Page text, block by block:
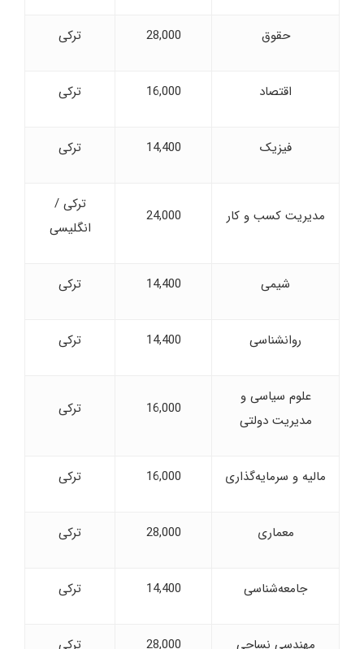
حقوق 28,000 ترکی
اقتصاد 16,000 ترکی
فیزیک 14,400 ترکی
مدیریت کسب و کار 24,000
ترکی /
انگلیسی
شیمی 14,400 ترکی
روانشناسی 14,400 ترکی
علوم سیاسی و
مدیریت دولتی
16,000 ترکی
مالیه و سرمایه‌گذاری 16,000 ترکی
معماری 28,000 ترکی
جامعه‌شناسی 14,400 ترکی
مهندسی نساجی 28,000 ترکی